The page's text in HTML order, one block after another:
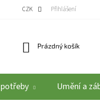
/ BATERIÍ REKLAMACE A
CZK Přihlášení
Nákupní košík
Prázdný košík
Umění a